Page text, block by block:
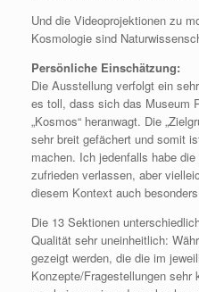
Und die Videoprojektionen zu
Kosmologie sind
Persönliche Einschätzung:
Die Ausstellung verfolgt ein
es toll, dass sich das Museum
„Kosmos“ heranwagt. Die
sehr breit gefächert und somit
machen. Ich jedenfalls habe
zufrieden verlassen, aber
diesem Kontext auch
Die 13 Sektionen
Qualität sehr uneinheitlich:
gezeigt werden, die die im
Konzepte/Fragestellungen sehr